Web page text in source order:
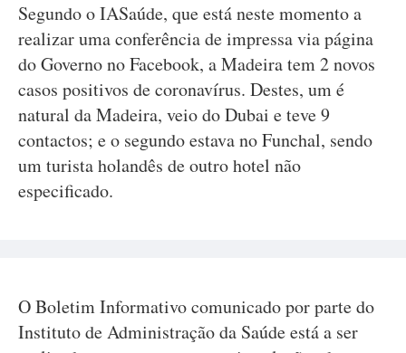
Segundo o IASaúde, que está neste momento a
realizar uma conferência de impressa via página
do Governo no Facebook, a Madeira tem 2 novos
casos positivos de coronavírus. Destes, um é
natural da Madeira, veio do Dubai e teve 9
contactos; e o segundo estava no Funchal, sendo
um turista holandês de outro hotel não
especificado.
O Boletim Informativo comunicado por parte do
Instituto de Administração da Saúde está a ser